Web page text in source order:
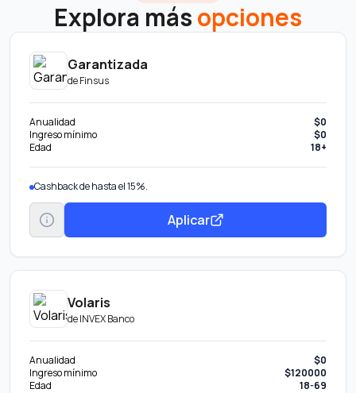
Explora másopciones
Garantizada
deFinsus
Anualidad
$0
Ingreso mínimo
$0
Edad
18+
Cashback de hasta el 15%.
Aplicar
Volaris
deINVEX Banco
Anualidad
$0
Ingreso mínimo
$120000
Edad
18-69